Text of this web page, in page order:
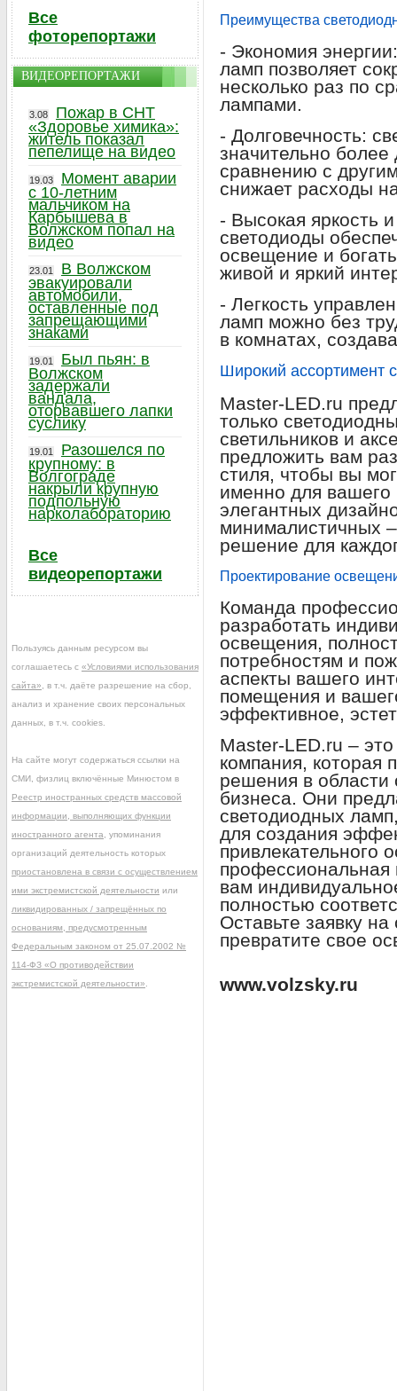
Преимущества
- Экономия
ламп позволяет
несколько раз по
лампами.
- Долговечность:
значительно
сравнению с
снижает расходы
- Высокая яркость
светодиоды
освещение и
живой и яркий
- Легкость
ламп можно без
в комнатах,
Широкий ассортимент
Master-LED.ru
только
светильников и
предложить вам
стиля, чтобы вы
именно для вашего
элегантных
минималистичных
решение для
Проектирование
Команда
разработать
освещения,
потребностям и
аспекты вашего
помещения и
эффективное,
Master-LED.ru –
компания, которая
решения в
бизнеса. Они
светодиодных
для создания
привлекательного
профессиональная
вам
полностью
Оставьте заявку
превратите свое
www.volzsky.ru
Все
фоторепортажи
ВИДЕОРЕПОРТАЖИ
3.08
Пожар в СНТ
«Здоровье химика»:
житель показал
пепелище на видео
19.03
Момент аварии
с 10-летним
мальчиком на
Карбышева в
Волжском попал на
видео
23.01
В Волжском
эвакуировали
автомобили,
оставленные под
запрещающими
знаками
19.01
Был пьян: в
Волжском
задержали
вандала,
оторвавшего лапки
суслику
19.01
Разошелся по
крупному: в
Волгограде
накрыли крупную
подпольную
нарколабораторию
Все
видеорепортажи
Пользуясь данным ресурсом вы
соглашаетесь с «Условиями использования
сайта» , в т.ч. даёте разрешение на сбор,
анализ и хранение своих персональных
данных, в т.ч. cookies.
На сайте могут содержаться ссылки на
СМИ, физлиц включённые Минюстом в
Реестр иностранных средств массовой
информации, выполняющих функции
иностранного агента , упоминания
организаций деятельность которых
приостановлена в связи с осуществлением
ими экстремистской деятельности или
ликвидированных / запрещённых по
основаниям, предусмотренным
Федеральным законом от 25.07.2002 №
114-ФЗ «О противодействии
экстремистской деятельности»